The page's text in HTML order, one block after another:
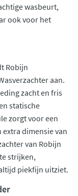
wasbeurt,
ook voor het
Robijn
aan.
zacht en fris
statische
zorgt voor een
dimensie van
van Robijn
strijken,
piekfijn uitziet.